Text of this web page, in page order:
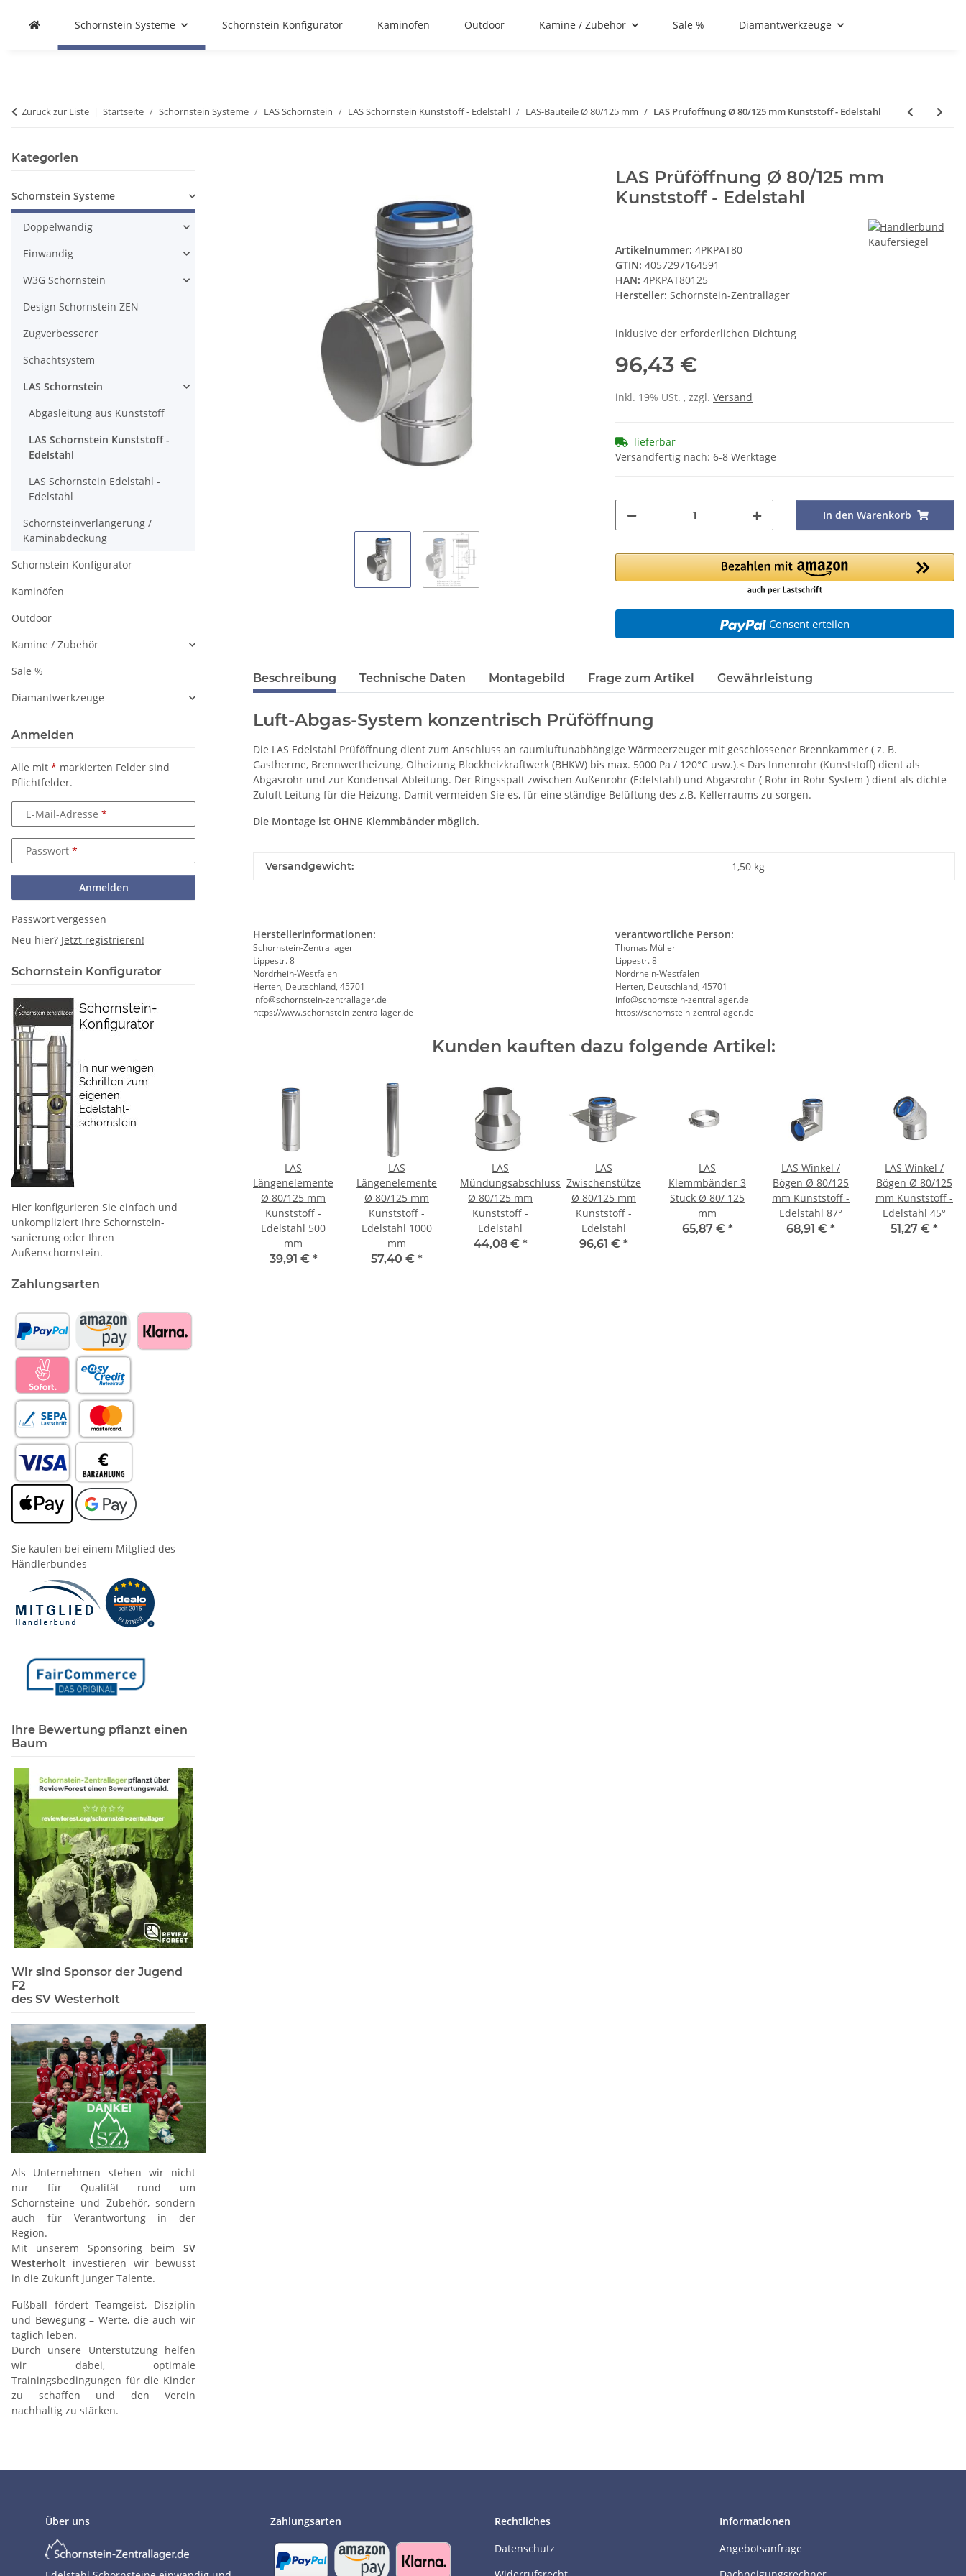
Schornstein Systeme Schornstein Konfigurator Kaminöfen Outdoor Kamine / Zubehör Sale % Diamantwerkzeuge
Zurück zur Liste Startseite Schornstein Systeme LAS Schornstein LAS Schornstein Kunststoff - Edelstahl LAS-Bauteile Ø 80/125 mm LAS Prüföffnung Ø 80/125 mm Kunststoff - Edelstahl
LAS Prüföffnung Ø 80/125 mm
Kunststoff - Edelstahl
Artikelnummer: 4PKPAT80
GTIN: 4057297164591
HAN: 4PKPAT80125
Hersteller: Schornstein-Zentrallager
inklusive der erforderlichen Dichtung
96,43 €
inkl. 19% USt. , zzgl. Versand
lieferbar
Versandfertig nach: 6-8 Werktage
In den Warenkorb
Consent erteilen
Beschreibung Technische Daten Montagebild Frage zum Artikel Gewährleistung
Luft-Abgas-System konzentrisch Prüföffnung
Die LAS Edelstahl Prüföffnung dient zum Anschluss an raumluftunabhängige Wärmeerzeuger mit geschlossener Brennkammer ( z. B.
Gastherme, Brennwertheizung, Ölheizung Blockheizkraftwerk (BHKW) bis max. 5000 Pa / 120°C usw.).< Das Innenrohr (Kunststoff) dient als
Abgasrohr und zur Kondensat Ableitung. Der Ringsspalt zwischen Außenrohr (Edelstahl) und Abgasrohr ( Rohr in Rohr System ) dient als dichte
Zuluft Leitung für die Heizung. Damit vermeiden Sie es, für eine ständige Belüftung des z.B. Kellerraums zu sorgen.
Die Montage ist OHNE Klemmbänder möglich.
Produkteigenschaft
Wert
Versandgewicht: 1,50 kg
Herstellerinformationen:
Schornstein-Zentrallager
Lippestr. 8
Nordrhein-Westfalen
Herten, Deutschland, 45701
info@schornstein-zentrallager.de
https://www.schornstein-zentrallager.de
verantwortliche Person:
Thomas Müller
Lippestr. 8
Nordrhein-Westfalen
Herten, Deutschland, 45701
info@schornstein-zentrallager.de
https://schornstein-zentrallager.de
Kunden kauften dazu folgende Artikel:
LAS Winkel /
Bögen Ø 80/125
Edelstahl 45°
51,27 €*
80/125 mm
Kunststoff -
LAS
Längenelemente
Ø 80/125 mm
Kunststoff -
Edelstahl 500
mm
39,91 € *
LAS
Längenelemente
Ø 80/125 mm
Kunststoff -
Edelstahl 1000
mm
57,40 € *
LAS
Mündungsabschluss
Ø 80/125 mm
Kunststoff -
Edelstahl
44,08 € *
LAS
Zwischenstütze
Ø 80/125 mm
Kunststoff -
Edelstahl
96,61 € *
LAS
Klemmbänder 3
Stück Ø 80/ 125
mm
65,87 € *
LAS Winkel /
Bögen Ø 80/125
mm Kunststoff -
Edelstahl 87°
68,91 € *
LAS Winkel /
Bögen Ø 80/125
mm Kunststoff -
Edelstahl 45°
51,27 € *
Kategorien
Schornstein Systeme
Doppelwandig
Einwandig
W3G Schornstein
Design Schornstein ZEN
Zugverbesserer
Schachtsystem
LAS Schornstein
Abgasleitung aus Kunststoff
LAS Schornstein Kunststoff -
Edelstahl
LAS Schornstein Edelstahl -
Edelstahl
Schornsteinverlängerung /
Kaminabdeckung
Schornstein Konfigurator
Kaminöfen
Outdoor
Kamine / Zubehör
Sale %
Diamantwerkzeuge
Anmelden
Alle mit * markierten Felder sind
Pflichtfelder.
E-Mail-Adresse
Passwort
Anmelden
Passwort vergessen
Neu hier? Jetzt registrieren!
Schornstein Konfigurator
Hier konfigurieren Sie einfach und
unkompliziert Ihre Schornstein­
sanierung oder Ihren
Außenschornstein.
Zahlungsarten
Sie kaufen bei einem Mitglied des
Händlerbundes
Ihre Bewertung pflanzt einen
Baum
Wir sind Sponsor der Jugend
F2
des SV Westerholt
Als Unternehmen stehen wir nicht
nur für Qualität rund um
Schornsteine und Zubehör, sondern
auch für Verantwortung in der
Region.
Mit unserem Sponsoring beim SV
Westerholt investieren wir bewusst
in die Zukunft junger Talente.
Fußball fördert Teamgeist, Disziplin
und Bewegung – Werte, die auch wir
täglich leben.
Durch unsere Unterstützung helfen
wir dabei, optimale
Trainingsbedingungen für die Kinder
zu schaffen und den Verein
nachhaltig zu stärken.
Über uns Zahlungsarten Rechtliches
Datenschutz
Informationen
Angebotsanfrage